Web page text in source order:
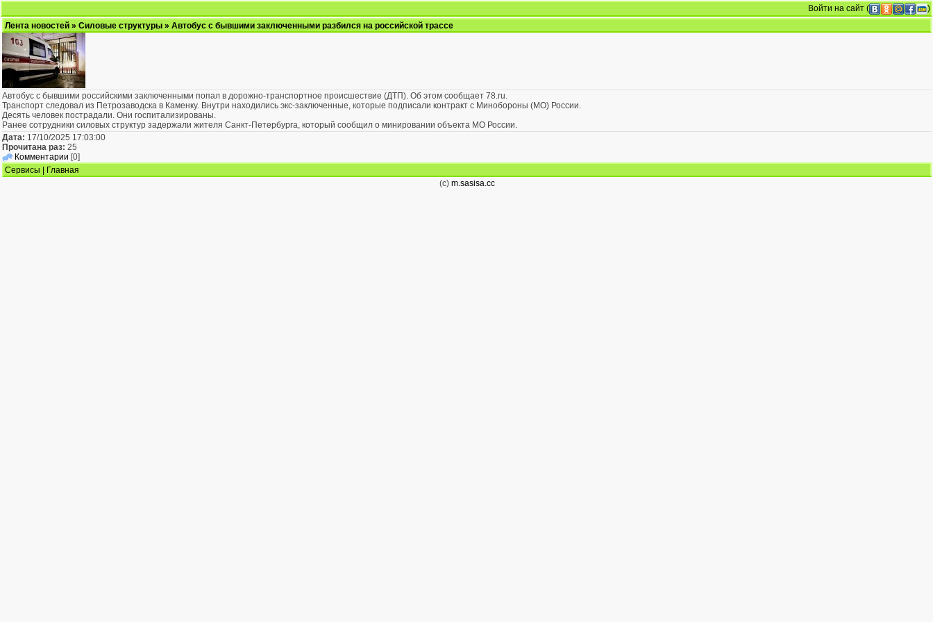
Войти на сайт (
)
Лента новостей » Силовые структуры » Автобус с бывшими заключенными разбился на российской трассе
Автобус с бывшими российскими заключенными попал в дорожно-транспортное происшествие (ДТП). Об этом сообщает 78.ru.
Транспорт следовал из Петрозаводска в Каменку. Внутри находились экс-заключенные, которые подписали контракт с Минобороны (МО) России.
Десять человек пострадали. Они госпитализированы.
Ранее сотрудники силовых структур задержали жителя Санкт-Петербурга, который сообщил о минировании объекта МО России.
Дата: 17/10/2025 17:03:00
Прочитана раз: 25
Комментарии [0]
Сервисы
Главная
(c) m.sasisa.cc